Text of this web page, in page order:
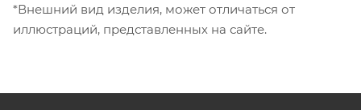
*Внешний вид изделия, может отличаться от
иллюстраций, представленных на сайте.